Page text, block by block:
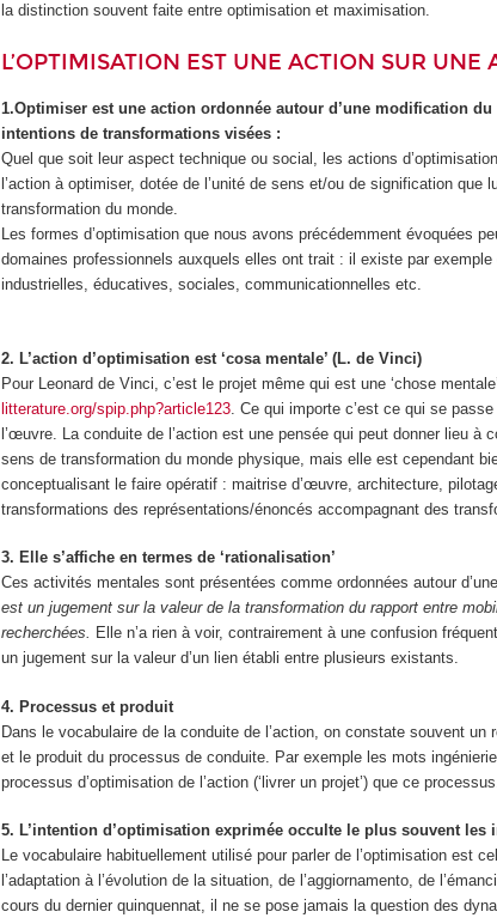
la distinction souvent faite entre optimisation et maximisation.
L’OPTIMISATION EST UNE ACTION SUR UNE
1.Optimiser est une action ordonnée autour d’une modification
intentions de transformations visées :
Quel que soit leur aspect technique ou social, les actions
l’action à optimiser, dotée de l’unité de sens et/ou de signification que
transformation du monde.
Les formes d’optimisation que nous avons précédemment évoquées
domaines professionnels auxquels elles ont trait : il existe par
industrielles, éducatives, sociales, communicationnelles etc.
2. L’action d’optimisation est ‘cosa mentale’ (L. de Vinci)
Pour Leonard de Vinci, c’est le projet même qui est une ‘chose
litterature.org/spip.php?article123 . Ce qui importe c’est ce qui se
l’œuvre. La conduite de l’action est une pensée qui peut donner lieu à
sens de transformation du monde physique, mais elle est cependant
conceptualisant le faire opératif : maitrise d’œuvre, architecture,
transformations des représentations/énoncés accompagnant des
3. Elle s’affiche en termes de ‘rationalisation’
Ces activités mentales sont présentées comme ordonnées autour
est un jugement sur la valeur de la transformation du rapport entre
recherchées. Elle n’a rien à voir, contrairement à une confusion
un jugement sur la valeur d’un lien établi entre plusieurs existants.
4. Processus et produit
Dans le vocabulaire de la conduite de l’action, on constate souvent
et le produit du processus de conduite. Par exemple les mots
processus d’optimisation de l’action (‘livrer un projet’) que ce processus.
5. L’intention d’optimisation exprimée occulte le plus souvent les
Le vocabulaire habituellement utilisé pour parler de l’optimisation est
l’adaptation à l’évolution de la situation, de l’aggiornamento, de
cours du dernier quinquennat, il ne se pose jamais la question des